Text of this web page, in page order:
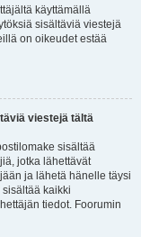
käyttämällä
sisältäviä viestejä
on oikeudet estää
viestejä tältä
sisältää
jotka lähettävät
ja lähetä hänelle täysi
kaikki
tiedot. Foorumin